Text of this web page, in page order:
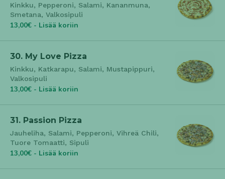
Kinkku, Pepperoni, Salami, Kananmuna,
Smetana, Valkosipuli
13,00€ - Lisää koriin
30. My Love Pizza
Kinkku, Katkarapu, Salami, Mustapippuri,
Valkosipuli
13,00€ - Lisää koriin
31. Passion Pizza
Jauheliha, Salami, Pepperoni, Vihreä Chili,
Tuore Tomaatti, Sipuli
13,00€ - Lisää koriin